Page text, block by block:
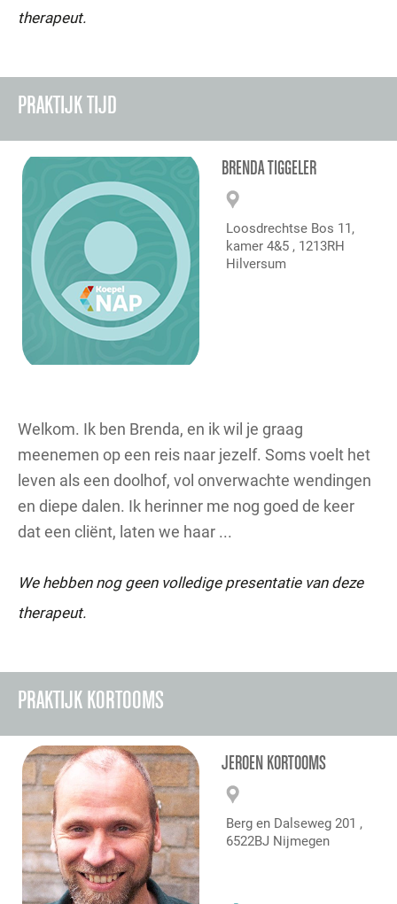
therapeut.
PRAKTIJK TIJD
BRENDA TIGGELER
Loosdrechtse Bos 11,
kamer 4&5 , 1213RH
Hilversum
Welkom. Ik ben Brenda, en ik wil je graag
meenemen op een reis naar jezelf. Soms voelt het
leven als een doolhof, vol onverwachte wendingen
en diepe dalen. Ik herinner me nog goed de keer
dat een cliënt, laten we haar ...
We hebben nog geen volledige presentatie van deze
therapeut.
PRAKTIJK KORTOOMS
JEROEN KORTOOMS
Berg en Dalseweg 201 ,
6522BJ Nijmegen